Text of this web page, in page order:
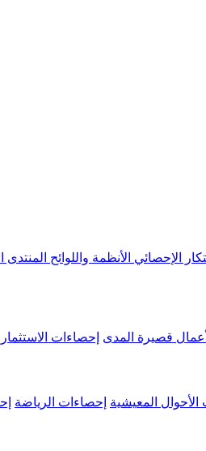
الإحصائي الأنظمة واللوائح
قصيرة المدى إحصاءات الاستثمار
الأحوال المعيشية إحصاءات الرياضة